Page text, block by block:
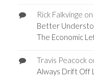
Rick Falkvinge on
Better
The Economic
Travis Peacock
Always Drift Off